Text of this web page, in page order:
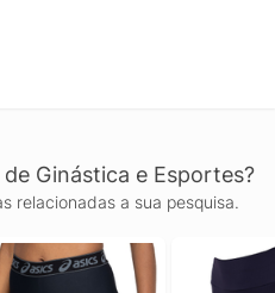
Ginástica e Esportes?
relacionadas a sua pesquisa.